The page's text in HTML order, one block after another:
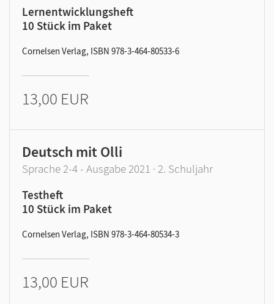
Lernentwicklungsheft
10 Stück im Paket
Cornelsen Verlag, ISBN 978-3-464-80533-6
13,00 EUR
Deutsch mit Olli
Sprache 2-4 - Ausgabe 2021 · 2. Schuljahr
Testheft
10 Stück im Paket
Cornelsen Verlag, ISBN 978-3-464-80534-3
13,00 EUR